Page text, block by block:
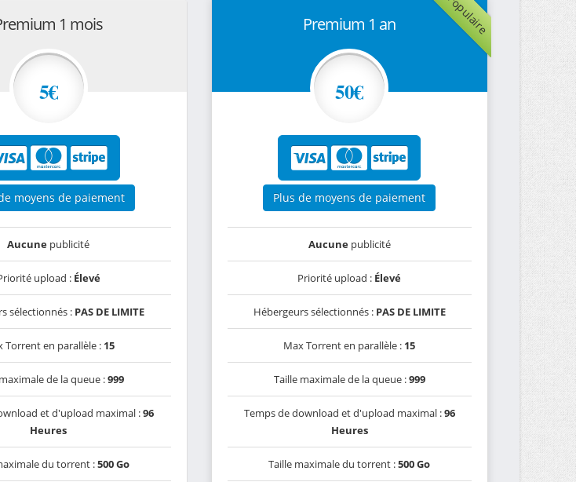
1 mois
5€
moyens de paiement
Aucune publicité
upload : Élevé
sélectionnés : PAS DE LIMITE
Torrent en parallèle : 15
de la queue :999
et d'upload maximal :96
Heures
du torrent :500 Go
Populaire
Premium 1 an
50€
Plus de moyens de paiement
Aucunepublicité
Priorité upload : Élevé
Hébergeurs sélectionnés : PAS DE LIMITE
Max Torrent en parallèle : 15
Taille maximale de la queue :999
Temps de download et d'upload maximal :96
Heures
Taille maximale du torrent :500 Go